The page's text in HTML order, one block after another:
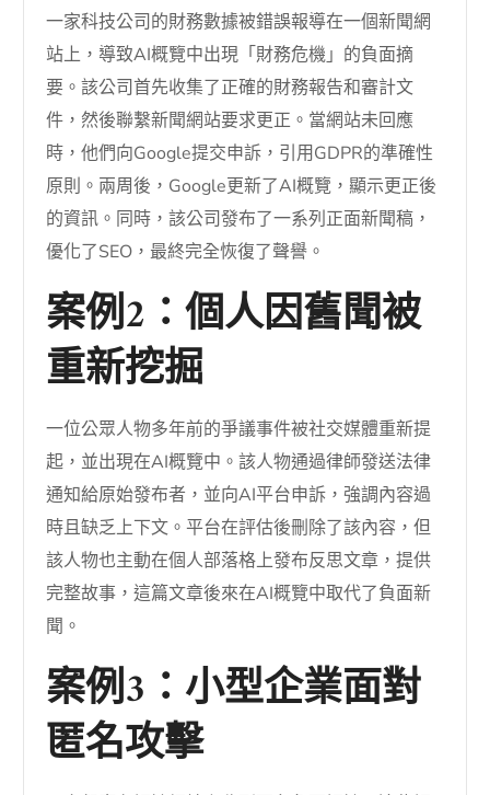
一家科技公司的財務數據被錯誤報導在一個新聞網
站上，導致AI概覽中出現「財務危機」的負面摘
要。該公司首先收集了正確的財務報告和審計文
件，然後聯繫新聞網站要求更正。當網站未回應
時，他們向Google提交申訴，引用GDPR的準確性
原則。兩周後，Google更新了AI概覽，顯示更正後
的資訊。同時，該公司發布了一系列正面新聞稿，
優化了SEO，最終完全恢復了聲譽。
案例2：個人因舊聞被
重新挖掘
一位公眾人物多年前的爭議事件被社交媒體重新提
起，並出現在AI概覽中。該人物通過律師發送法律
通知給原始發布者，並向AI平台申訴，強調內容過
時且缺乏上下文。平台在評估後刪除了該內容，但
該人物也主動在個人部落格上發布反思文章，提供
完整故事，這篇文章後來在AI概覽中取代了負面新
聞。
案例3：小型企業面對
匿名攻擊